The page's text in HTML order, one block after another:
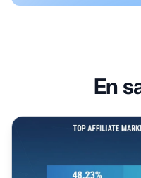
En
Meilleures plateformes